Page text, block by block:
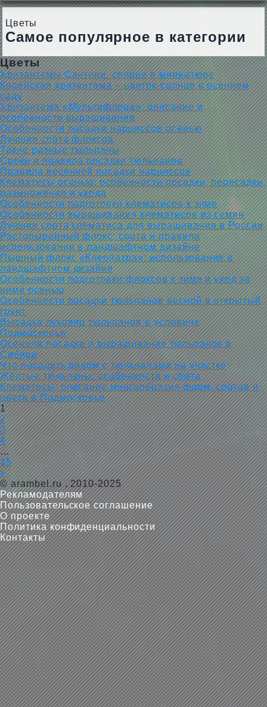
Цветы
Самое популярное в категории
Цветы
Хризантемы Сантини: солнце в миниатюре
Корейская хризантема – цветок-солнце в осеннем
саду
Хризантема «Мультифлора»: описание и
особенности выращивания
Особенности посадки нарциссов осенью
Лучшие сорта флоксов
Такие разные тюльпаны
Сроки и правила посадки тюльпанов
Правила весенней посадки нарциссов
Клематисы осенью: особенности посадки, пересадки,
размножения и ухода
Особенности подготовки клематисов к зиме
Особенности выращивания клематисов из семян
Лучшие сорта клематиса для выращивания в России
Растопыренный флокс: сорта и правила
использования в ландшафтном дизайне
Пышный флокс «Клеопатра»: использование в
ландшафтном дизайне
Особенности подготовки флоксов к зиме и уход за
ними осенью
Особенности посадки тюльпанов весной в открытый
грунт
Высадка луковиц тюльпанов в условиях
Подмосковья
Осенняя посадка и выращивание тюльпанов в
Сибири
Что посадить рядом с тюльпанами на участке
Жёлтые тюльпаны: особенности и сорта
Клематисы: описание многообразия форм, сортов и
цвета в Подмосковье
1
2
3
4
…
15
»
© arambel.ru, 2010-2025
Рекламодателям
Пользовательское соглашение
О проекте
Политика конфиденциальности
Контакты